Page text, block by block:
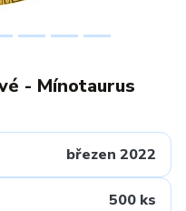
- Mínotaurus
březen 2022
500 ks